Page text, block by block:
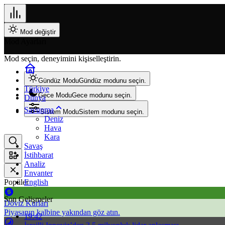
Mod değiştir
Mod seçin, deneyimini kişiselleştirin.
Gündüz ModuGündüz modunu seçin.
Gece ModuGece modunu seçin.
Sistem ModuSistem modunu seçin.
Popüler
Döviz Kurları
Piyasanın kalbine yakından göz atın.
Türkiye
Dünya
Savunma
Deniz
Hava
Kara
Savaş
İstihbarat
Analiz
Envanter
English
Son Gelişmeler
19:42